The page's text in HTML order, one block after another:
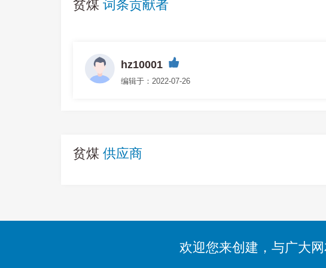
贫煤 词条贡献者
hz10001
编辑于：2022-07-26
贫煤 供应商
欢迎您来创建，与广大